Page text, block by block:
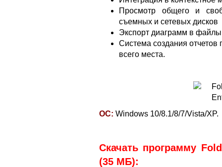
Просмотр общего и
съемных и сетевых дисков
Экспорт диаграмм в
Система создания
всего места.
ОС: Windows 10/8.1/8/7/Vista/XP.
Скачать программу
(35 МБ):